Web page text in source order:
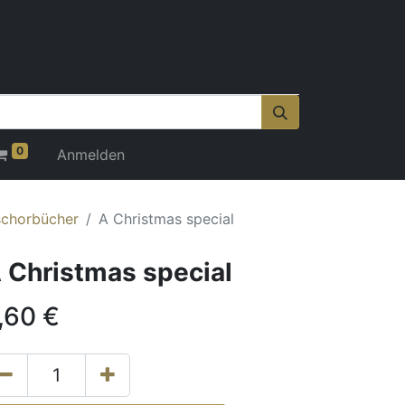
0 Anmelden
A Christmas special
Christmas special
€